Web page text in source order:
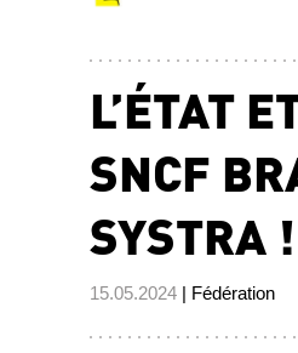
L’ÉTAT
SNCF
SYSTRA !
15.05.2024 | Fédération